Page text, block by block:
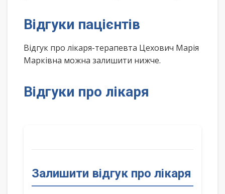
Відгуки пацієнтів
Відгук про лікаря-терапевта Цехович Марія
Марківна можна залишити нижче.
Відгуки про лікаря
Залишити відгук про лікаря